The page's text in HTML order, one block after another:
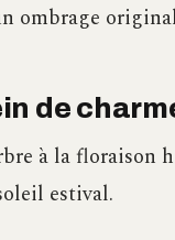
ombrage
de
à la floraison
estival.